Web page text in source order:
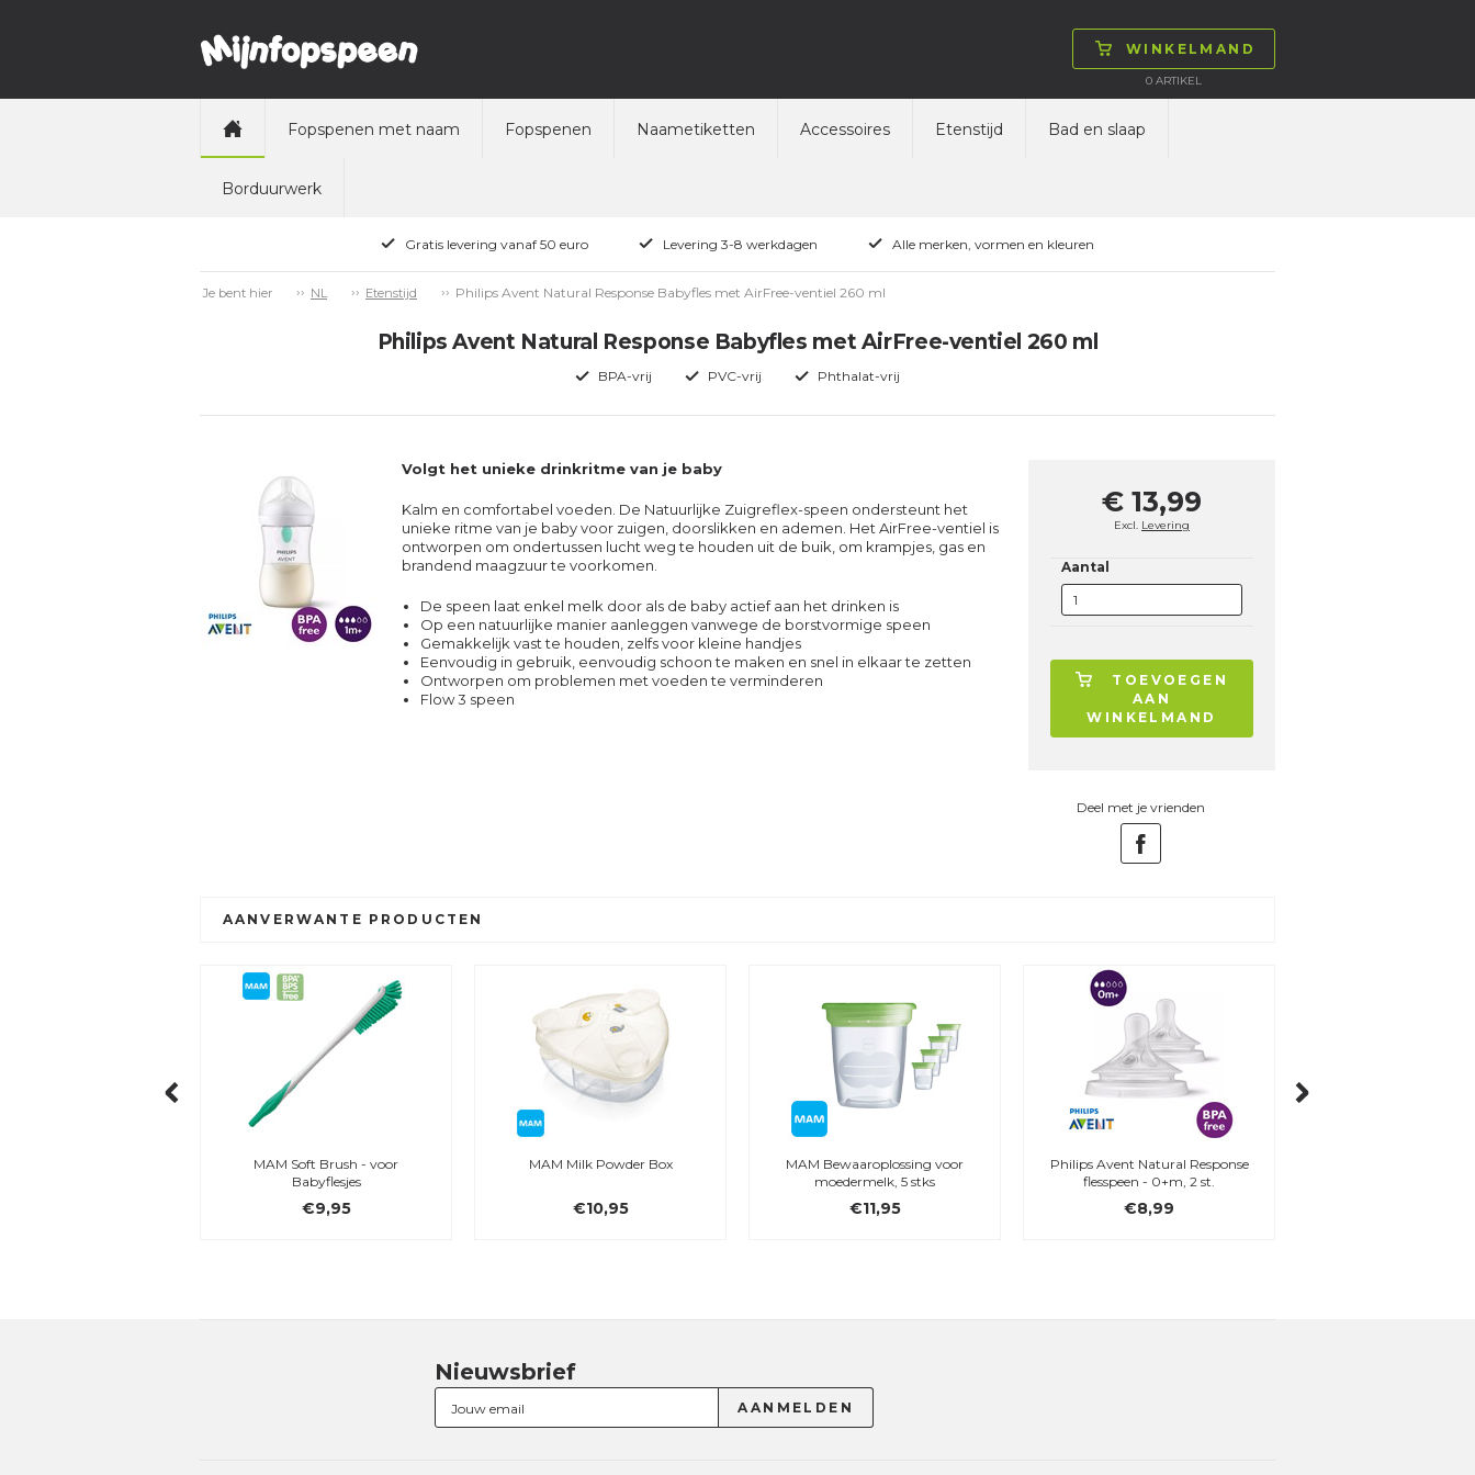
WINKELMAND
0 ARTIKEL
Fopspenen met naam Fopspenen Naametiketten Accessoires Etenstijd Bad en slaap
Borduurwerk
Gratis levering vanaf 50 euro Levering 3-8 werkdagen Alle merken, vormen en kleuren
Je bent hier NL Etenstijd Philips Avent Natural Response Babyfles met AirFree-ventiel 260 ml
Philips Avent Natural Response Babyfles met AirFree-ventiel 260 ml
BPA-vrij PVC-vrij Phthalat-vrij
Volgt het unieke drinkritme van je baby
Kalm en comfortabel voeden. De Natuurlijke Zuigreflex-speen ondersteunt het
unieke ritme van je baby voor zuigen, doorslikken en ademen. Het AirFree-ventiel is
ontworpen om ondertussen lucht weg te houden uit de buik, om krampjes, gas en
brandend maagzuur te voorkomen.
De speen laat enkel melk door als de baby actief aan het drinken is
Op een natuurlijke manier aanleggen vanwege de borstvormige speen
Gemakkelijk vast te houden, zelfs voor kleine handjes
Eenvoudig in gebruik, eenvoudig schoon te maken en snel in elkaar te zetten
Ontworpen om problemen met voeden te verminderen
Flow 3 speen
€ 13,99
Excl. Levering
Aantal
TOEVOEGEN
AAN
WINKELMAND
Deel met je vrienden
AANVERWANTE PRODUCTEN
MAM Soft Brush - voor
Babyflesjes
€9,95
MAM Milk Powder Box
€10,95
MAM Bewaaroplossing voor
moedermelk, 5 stks
€11,95
Philips Avent Natural Response
flesspeen - 0+m, 2 st.
€8,99
Nieuwsbrief